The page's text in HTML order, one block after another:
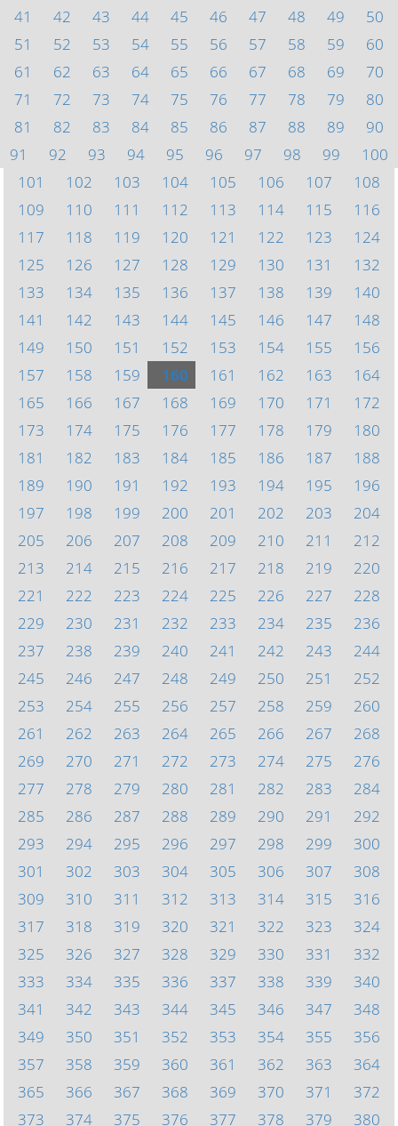
41
42 43 44 45 46 47 48 49
50
51
52 53 54 55 56 57 58 59
60
61
62 63 64 65 66 67 68 69
70
71
72 73 74 75 76 77 78 79
80
81
82 83 84 85 86 87 88 89
90
91
92 93 94 95 96 97 98 99
100
101
102 103 104 105 106 107
108
109
110 111 112 113 114 115
116
117
118 119 120 121 122 123
124
125
126 127 128 129 130 131
132
133
134 135 136 137 138 139
140
141
142 143 144 145 146 147
148
149
150 151 152 153 154 155
156
157
158 159 160 161 162 163
164
165
166 167 168 169 170 171
172
173
174 175 176 177 178 179
180
181
182 183 184 185 186 187
188
189
190 191 192 193 194 195
196
197
198 199 200 201 202 203
204
205
206 207 208 209 210 211
212
213
214 215 216 217 218 219
220
221
222 223 224 225 226 227
228
229
230 231 232 233 234 235
236
237
238 239 240 241 242 243
244
245
246 247 248 249 250 251
252
253
254 255 256 257 258 259
260
261
262 263 264 265 266 267
268
269
270 271 272 273 274 275
276
277
278 279 280 281 282 283
284
285
286 287 288 289 290 291
292
293
294 295 296 297 298 299
300
301
302 303 304 305 306 307
308
309
310 311 312 313 314 315
316
317
318 319 320 321 322 323
324
325
326 327 328 329 330 331
332
333
334 335 336 337 338 339
340
341
342 343 344 345 346 347
348
349
350 351 352 353 354 355
356
357
358 359 360 361 362 363
364
365
366 367 368 369 370 371
372
373
374 375 376 377 378 379 380